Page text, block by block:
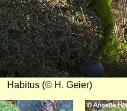
Habitus (© H. Geier)
Bild